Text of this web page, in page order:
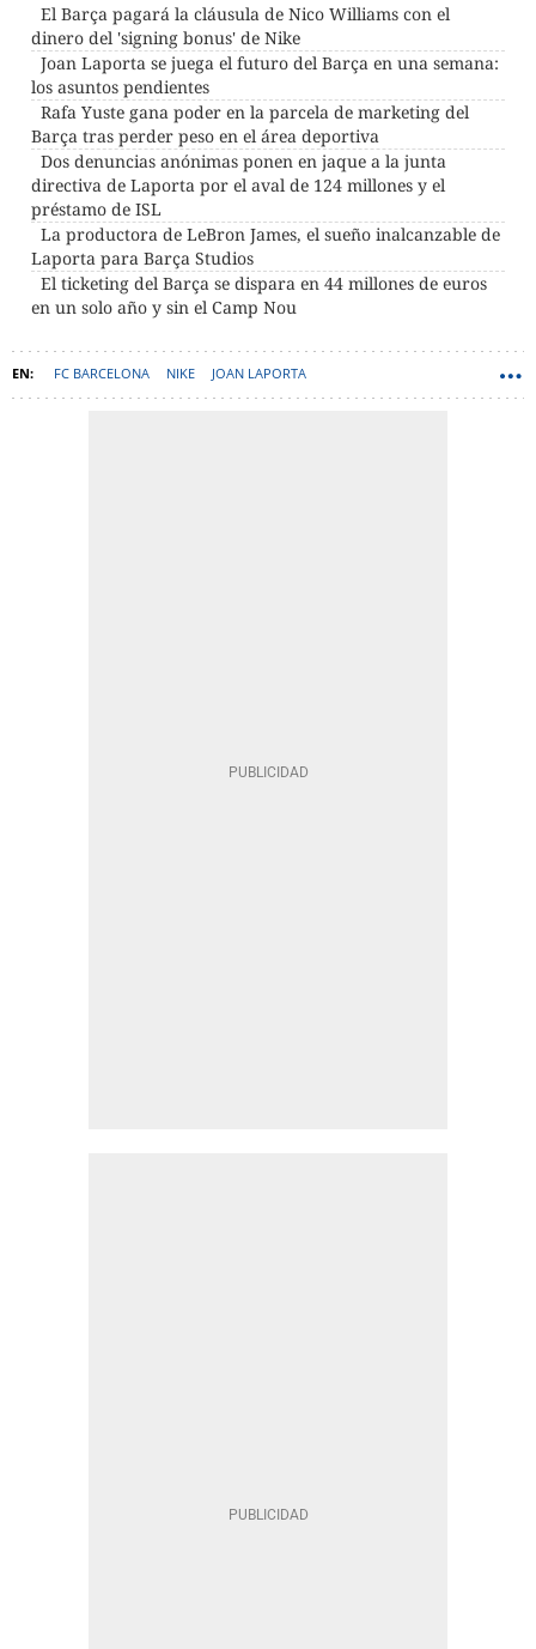
El Barça pagará la cláusula de Nico Williams con el
dinero del 'signing bonus' de Nike
Joan Laporta se juega el futuro del Barça en una semana:
los asuntos pendientes
Rafa Yuste gana poder en la parcela de marketing del
Barça tras perder peso en el área deportiva
Dos denuncias anónimas ponen en jaque a la junta
directiva de Laporta por el aval de 124 millones y el
préstamo de ISL
La productora de LeBron James, el sueño inalcanzable de
Laporta para Barça Studios
El ticketing del Barça se dispara en 44 millones de euros
en un solo año y sin el Camp Nou
FC BARCELONA NIKE JOAN LAPORTA